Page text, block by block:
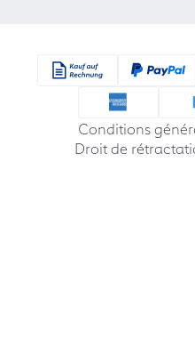
Conditions
Droit de